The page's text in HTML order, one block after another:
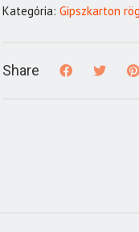
Kategória: Gipszkarton
Share